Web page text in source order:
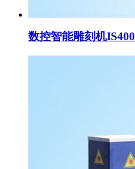
数控智能雕刻机IS400